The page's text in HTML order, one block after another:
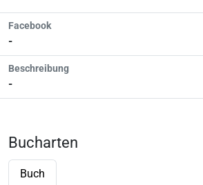
Facebook
-
Beschreibung
-
Bucharten
Buch